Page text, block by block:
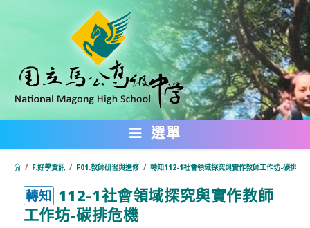
內
選單
/ F.好學資訊 / F01.教師研習與進修 / 轉知112-1社會領域探究與實作教師工作坊-碳排危機
轉知 112-1社會領域探究與實作教師
工作坊-碳排危機